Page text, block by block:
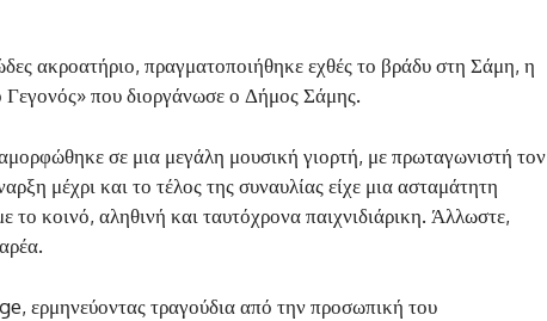
ακροατήριο, πραγματοποιήθηκε εχθές το βράδυ στη Σάμη, η
που διοργάνωσε ο Δήμος Σάμης.
σε μια μεγάλη μουσική γιορτή, με πρωταγωνιστή τον
μέχρι και το τέλος της συναυλίας είχε μια ασταμάτητη
το κοινό, αληθινή και ταυτόχρονα παιχνιδιάρικη. Άλλωστε,
, ερμηνεύοντας τραγούδια από την προσωπική του